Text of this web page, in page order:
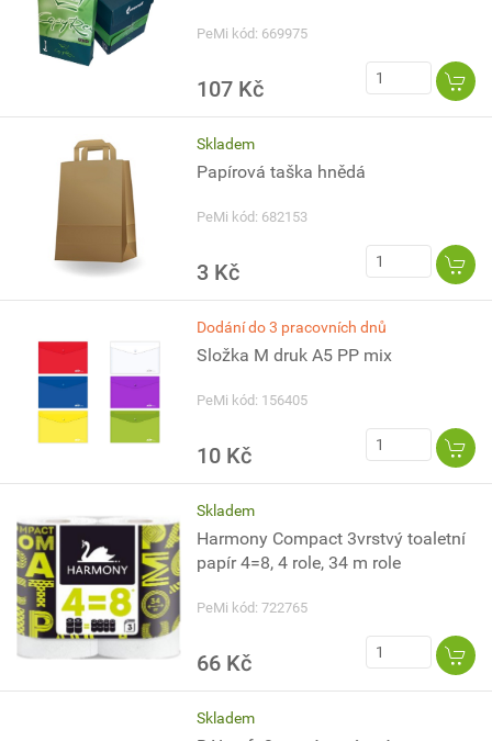
PeMi kód: 669975
107 Kč
Skladem
Papírová taška hnědá
PeMi kód: 682153
3 Kč
Dodání do 3 pracovních dnů
Složka M druk A5 PP mix
PeMi kód: 156405
10 Kč
Skladem
Harmony Compact 3vrstvý toaletní
papír 4=8, 4 role, 34 m role
PeMi kód: 722765
66 Kč
Skladem